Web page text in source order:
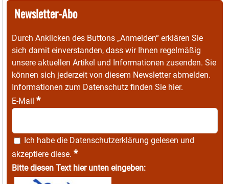
Newsletter-Abo
Durch Anklicken des Buttons „Anmelden“ erklären Sie
sich damit einverstanden, dass wir Ihnen regelmäßig
unsere aktuellen Artikel und Informationen zusenden. Sie
können sich jederzeit von diesem Newsletter abmelden.
Informationen zum Datenschutz finden Sie hier.
E-Mail *
Ich habe die Datenschutzerklärung gelesen und
akzeptiere diese. *
Bitte diesen Text hier unten eingeben: